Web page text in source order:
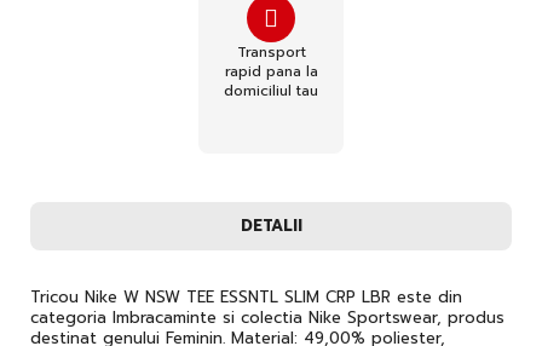
Transport
rapid pana la
domiciliul tau
DETALII
Tricou Nike W NSW TEE ESSNTL SLIM CRP LBR este din
categoria Imbracaminte si colectia Nike Sportswear, produs
destinat genului Feminin. Material: 49,00% poliester,